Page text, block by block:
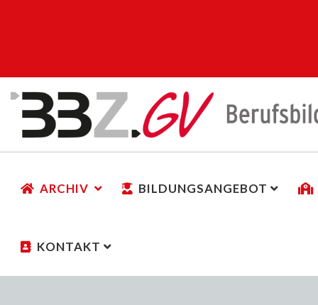
ARCHIV BILDUNGSANGEBOT
KONTAKT